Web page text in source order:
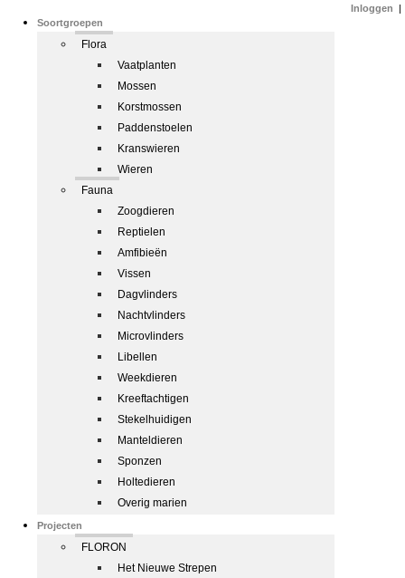
Soortgroepen
Flora
Vaatplanten
Mossen
Korstmossen
Paddenstoelen
Kranswieren
Wieren
Fauna
Zoogdieren
Reptielen
Amfibieën
Vissen
Dagvlinders
Nachtvlinders
Microvlinders
Libellen
Weekdieren
Kreeftachtigen
Stekelhuidigen
Manteldieren
Sponzen
Holtedieren
Overig marien
Projecten
FLORON
Het Nieuwe Strepen
Inloggen |